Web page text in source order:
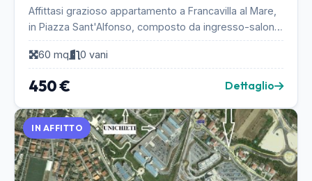
Affittasi grazioso appartamento a Francavilla al Mare,
in Piazza Sant'Alfonso, composto da ingresso-salone
con angolo cottura, camera matrimoniale, ca...
60 mq
0 vani
450 € Dettaglio
IN AFFITTO